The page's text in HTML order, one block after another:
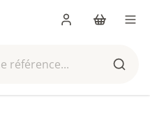
référence...
Panier